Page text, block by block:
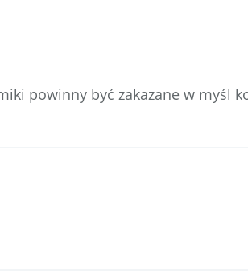
powinny być zakazane w myśl